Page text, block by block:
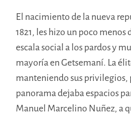
El nacimiento de la nueva
1821, les hizo un poco
escala social a los pardos y
mayoría en Getsemaní. La
manteniendo sus privilegios,
panorama dejaba espacios
Manuel Marcelino Nuñez, a